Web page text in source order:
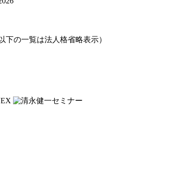
以下の一覧は法人格省略表示）